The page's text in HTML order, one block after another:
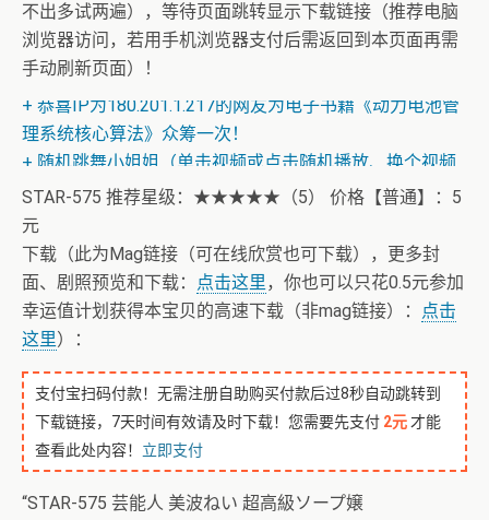
不出多试两遍），等待页面跳转显示下载链接（推荐电脑
浏览器访问，若用手机浏览器支付后需返回到本页面再需
手动刷新页面）！
+ AV女神三上悠亚AI换脸小视频
+ AV女神文化课！近400位AV女优明星故事简介
+ 恭喜IP为180.201.1.217的网友为电子书籍《动力电池管
理系统核心算法》众筹一次！
+ 随机跳舞小姐姐（单击视频或点击随机播放、换个视频
开始欣赏）
STAR-575 推荐星级：★★★★★（5） 价格【普通】：5
元
下载（此为Mag链接（可在线欣赏也可下载），更多封
面、剧照预览和下载：
点击这里，你也可以只花0.5元参加
幸运值计划获得本宝贝的高速下载（非mag链接）：
点击
这里）：
支付宝扫码付款！无需注册自助购买付款后过8秒自动跳转到
下载链接，7天时间有效请及时下载！您需要先支付 2元 才能
查看此处内容！ 立即支付
“STAR-575 芸能人 美波ねい 超高級ソープ嬢